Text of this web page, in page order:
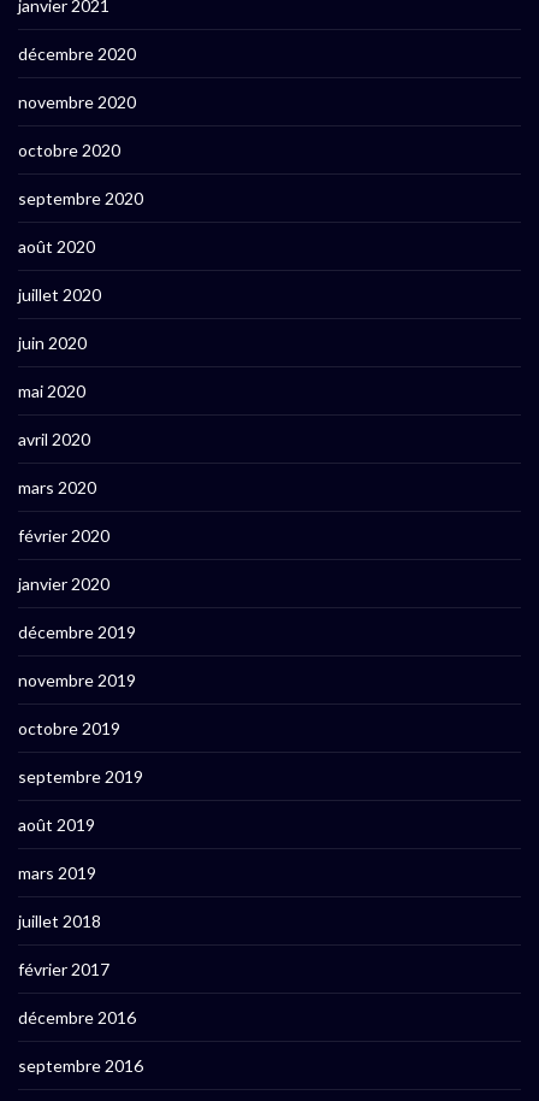
janvier 2021
décembre 2020
novembre 2020
octobre 2020
septembre 2020
août 2020
juillet 2020
juin 2020
mai 2020
avril 2020
mars 2020
février 2020
janvier 2020
décembre 2019
novembre 2019
octobre 2019
septembre 2019
août 2019
mars 2019
juillet 2018
février 2017
décembre 2016
septembre 2016